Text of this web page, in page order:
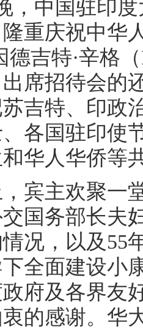
中国驻印度
重庆祝中华
德吉特·辛格
席招待会的
苏吉特、印
各国驻印使
华人华侨等
主欢聚一堂
国务部长夫
况，以及55
全面建设小
府及各界友
的感谢。华